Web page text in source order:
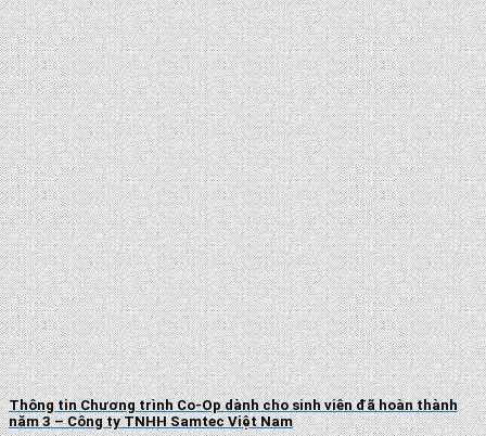
Thông tin Chương trình Co-Op dành cho sinh viên đã hoàn thành
năm 3 – Công ty TNHH Samtec Việt Nam